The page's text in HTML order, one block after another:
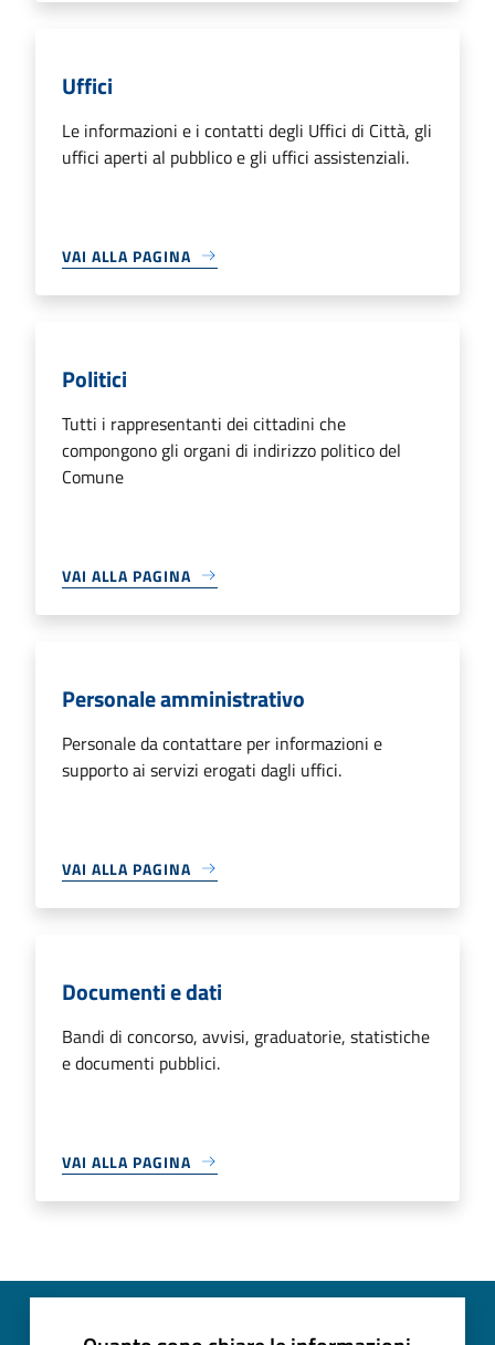
Uffici
Le informazioni e i contatti degli Uffici di Città, gli
uffici aperti al pubblico e gli uffici assistenziali.
VAI ALLA PAGINA
Politici
Tutti i rappresentanti dei cittadini che
compongono gli organi di indirizzo politico del
Comune
VAI ALLA PAGINA
Personale amministrativo
Personale da contattare per informazioni e
supporto ai servizi erogati dagli uffici.
VAI ALLA PAGINA
Documenti e dati
Bandi di concorso, avvisi, graduatorie, statistiche
e documenti pubblici.
VAI ALLA PAGINA